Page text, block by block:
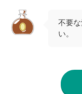
不要
い。